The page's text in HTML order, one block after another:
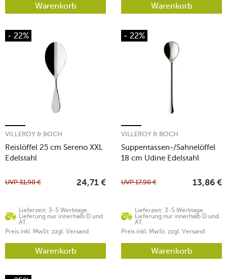
Warenkorb Warenkorb
- 22%
Reislöffel 25 cm Sereno XXL
Edelstahl
VILLEROY & BOCH
Lieferzeit: 3-5 Werktage.
Lieferung nur innerhalb D und
AT.
UVP31,90 € 24,71 €
Preis inkl. MwSt. zzgl. Versand
Warenkorb
- 22%
Suppentassen-/Sahnelöffel
18 cm Udine Edelstahl
VILLEROY & BOCH
Lieferzeit: 3-5 Werktage.
Lieferung nur innerhalb D und
AT.
UVP17,90 € 13,86 €
Preis inkl. MwSt. zzgl. Versand
Warenkorb